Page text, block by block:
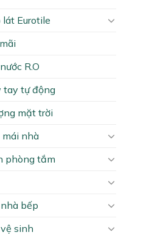
lát Eurotile
R.O
tay tự động
mặt trời
mái nhà
phòng tắm
bếp
sinh